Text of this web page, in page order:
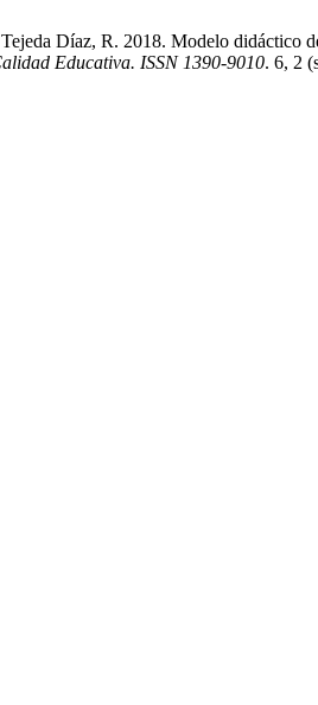
Díaz, R. 2018. Modelo didáctico
Educativa. ISSN 1390-9010. 6, 2